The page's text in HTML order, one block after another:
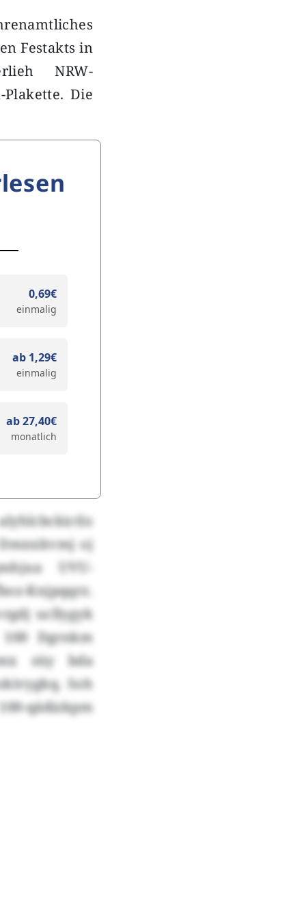
Festakts in
NRW-
Die
0,69€
einmalig
ab 1,29€
einmalig
ab 27,40€
monatlich
oj
UVU-
Knjpqqrz.
ucllygyk
Dgrnkm
süy bda
Soh
qädizkpm